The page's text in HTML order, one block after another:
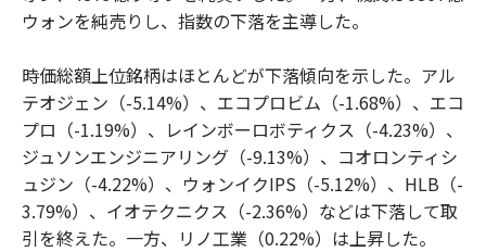
ウォンを純売りし、指数の下落を主導した。
時価総額上位銘柄はほとんどが下落傾向を示した。アル
テオジェン（-5.14%）、エコプロビム（-1.68%）、エコ
プロ（-1.19%）、レインボーロボティクス（-4.23%）、
ジュソンエンジニアリング（-9.13%）、コオロンティシ
ュジン（-4.22%）、ウォンイクIPS（-5.12%）、HLB（-
3.79%）、イオテクニクス（-2.36%）などは下落して取
引を終えた。一方、リノ工業（0.22%）は上昇した。